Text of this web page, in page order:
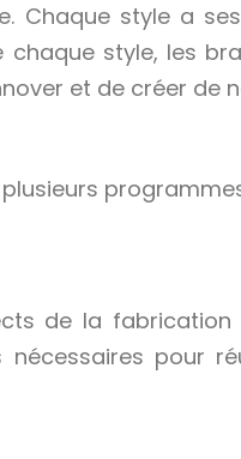
Chaque style a
style, les
et de créer de
de la fabrication
pour